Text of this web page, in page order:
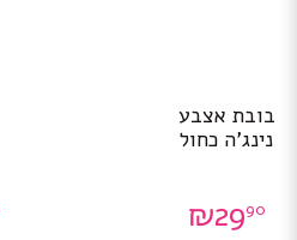
בובת אצבע
נינג’ה כחול
₪2990